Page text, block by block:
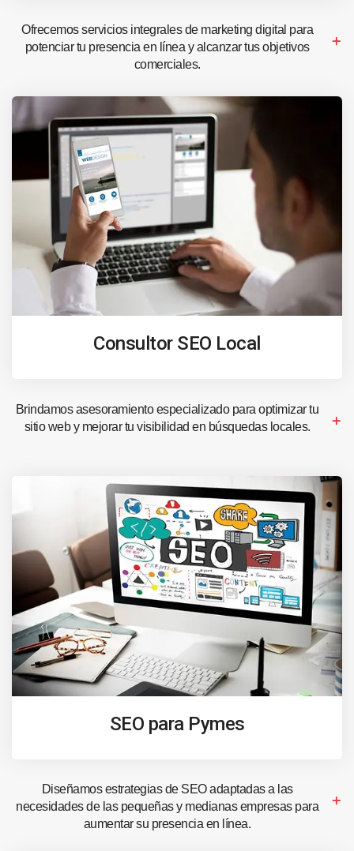
Ofrecemos servicios integrales de marketing digital para
potenciar tu presencia en línea y alcanzar tus objetivos
comerciales.
Consultor SEO Local
Brindamos asesoramiento especializado para optimizar tu
sitio web y mejorar tu visibilidad en búsquedas locales.
SEO para Pymes
Diseñamos estrategias de SEO adaptadas a las
necesidades de las pequeñas y medianas empresas para
aumentar su presencia en línea.